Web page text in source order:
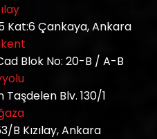
Kat:6 Çankaya, Ankara
Blok No: 20-B / A-B
Blv. 130/1
B Kızılay, Ankara